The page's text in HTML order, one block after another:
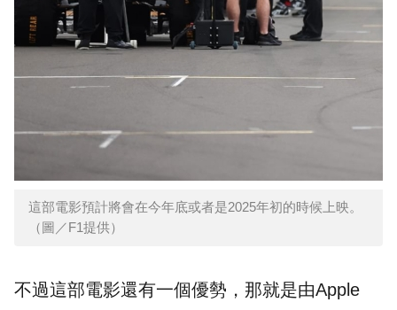
這部電影預計將會在今年底或者是2025年初的時候上映。
（圖／F1提供）
不過這部電影還有一個優勢，那就是由Apple